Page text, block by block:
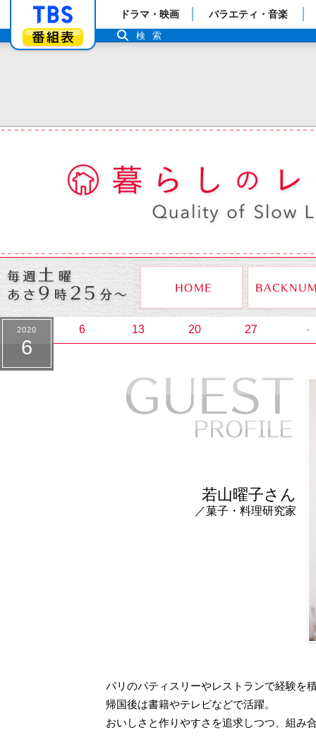
「TBSテレビ」トップページ
番組表
ドラマ・映画 バラエティ・音楽
検索
2020
6
6 13 20 27 -
若山曜子さん
／菓子・料理研究家
パリのパティスリーやレストランで経験を
帰国後は書籍やテレビなどで活躍。
おいしさと作りやすさを追求しつつ、組み